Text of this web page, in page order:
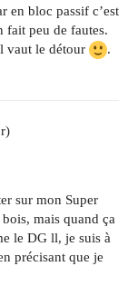
en bloc passif c’est
fait peu de fautes.
vaut le détour
.
sur mon Super
mais quand ça
le DG ll, je suis à
précisant que je